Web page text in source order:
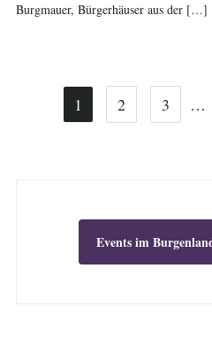
Burgmauer, Bürgerhäuser aus der […]
1 2 3 …
Events im